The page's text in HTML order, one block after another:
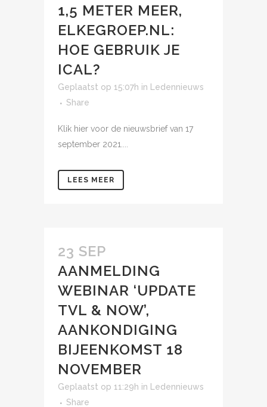
1,5 METER MEER,
ELKEGROEP.NL:
HOE GEBRUIK JE
ICAL?
Geplaatst op 15:07h in
Ledennieuws
Share
Klik hier voor de nieuwsbrief van 17
september 2021....
LEES MEER
23 SEP
AANMELDING
WEBINAR ‘UPDATE
TVL & NOW’,
AANKONDIGING
BIJEENKOMST 18
NOVEMBER
Geplaatst op 11:29h in
Ledennieuws
Share